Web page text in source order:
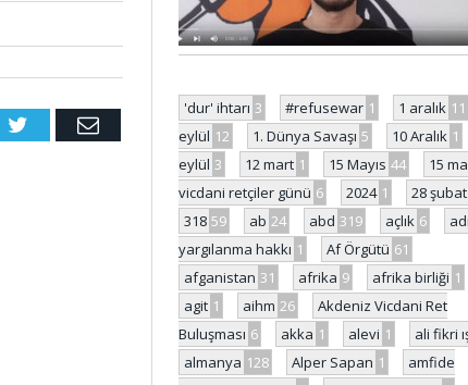
Twitter Email
'dur' ihtarı 3 #refusewar 1 1 aralık 11
eylül 12 1. Dünya Savaşı 5 10 Aralık 1
eylül 3 12 mart 1 15 Mayıs 44
15
vicdani retçiler günü 6 2024 1 28 şubat
318 59 ab 24 abd 319 açlık 6
yargılanma hakkı 1 Af Örgütü 61
afganistan 31 afrika 9 afrika birliği 1
agit 1 aihm 26
Akdeniz Vicdani Ret
Buluşması 6 akka 1 alevi 1 ali fikri
almanya 128 Alper Sapan 1
amfide